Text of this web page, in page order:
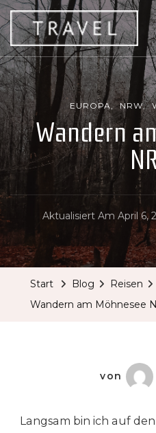
Travel
Reiseblog von Addi VL
EUROPA NRW
Wandern
Aktualisiert Am April 6,
Start Blog Reisen
Wandern am Möhnesee
von
Langsam bin ich auf